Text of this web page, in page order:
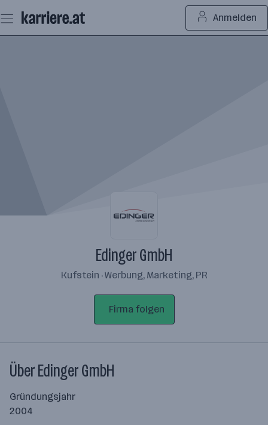
Seiteninhalt
springen
Anmelden
Edinger GmbH
Kufstein · Werbung, Marketing, PR
Firma folgen
Über Edinger GmbH
Gründungsjahr
2004